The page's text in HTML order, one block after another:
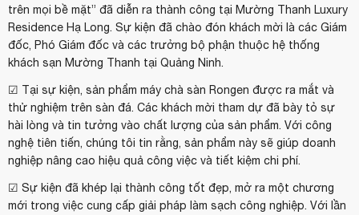
trên mọi bề mặt” đã diễn ra thành công tại Mường Thanh Luxury
Residence Hạ Long. Sự kiện đã chào đón khách mời là các Giám
đốc, Phó Giám đốc và các trưởng bộ phận thuộc hệ thống
khách sạn Mường Thanh tại Quảng Ninh.
☑️ Tại sự kiện, sản phẩm máy chà sàn Rongen được ra mắt và
thử nghiệm trên sàn đá. Các khách mời tham dự đã bày tỏ sự
hài lòng và tin tưởng vào chất lượng của sản phẩm. Với công
nghệ tiên tiến, chúng tôi tin rằng, sản phẩm này sẽ giúp doanh
nghiệp nâng cao hiệu quả công việc và tiết kiệm chi phí.
☑️ Sự kiện đã khép lại thành công tốt đẹp, mở ra một chương
mới trong việc cung cấp giải pháp làm sạch công nghiệp. Với lần